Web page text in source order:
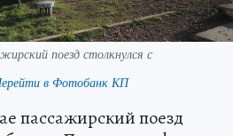
поезд столкнулся с
в Фотобанк КП
пассажирский поезд